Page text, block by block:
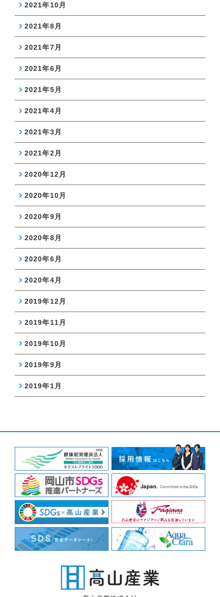
2021年10月
2021年8月
2021年7月
2021年6月
2021年5月
2021年4月
2021年3月
2021年2月
2020年12月
2020年10月
2020年9月
2020年8月
2020年6月
2020年4月
2019年12月
2019年11月
2019年10月
2019年9月
2019年1月